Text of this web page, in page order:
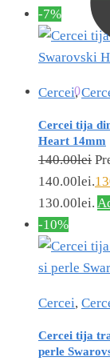
0.00lei 0
-7%
Cercei,
Cercei tija
Heart 14mm
140.00lei
140.00lei.
130.00lei.
-10%
Cercei,
Cercei tija
perle